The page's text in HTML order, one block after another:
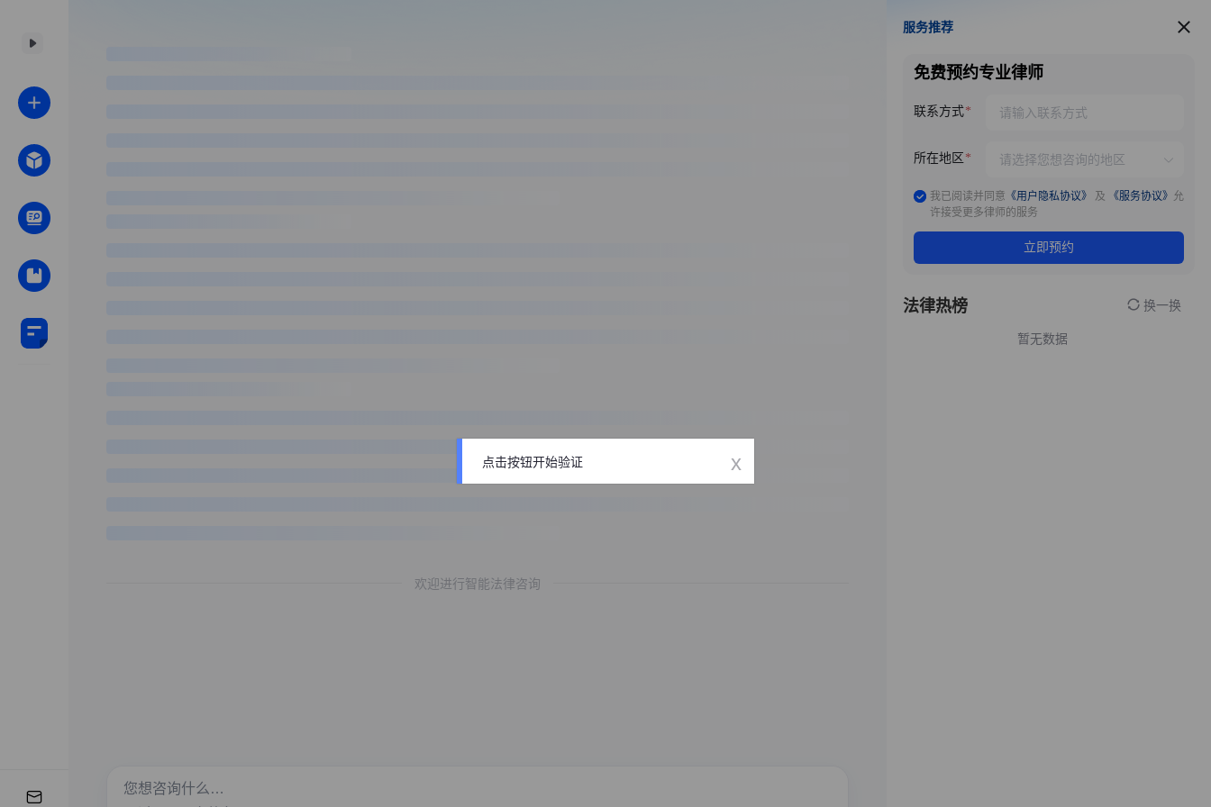
欢迎进行智能法律咨询
服务推荐
服务推荐
免费预约专业律师
联系方式
所在地区
我已阅读并同意 《用户隐私协议》 及 《服务协议》 允
许接受更多律师的服务
立即预约
法律热榜 换一换
暂无数据
点击按钮开始验证 x